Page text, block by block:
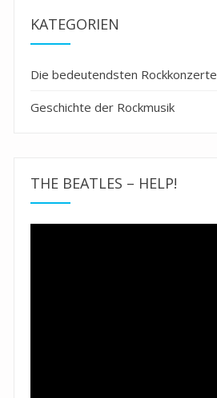
KATEGORIEN
Die bedeutendsten Rockkonzerte
Geschichte der Rockmusik
THE BEATLES – HELP!